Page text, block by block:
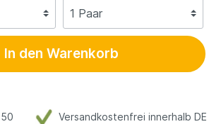
In den Warenkorb
Versandkostenfrei innerhalb DE
50